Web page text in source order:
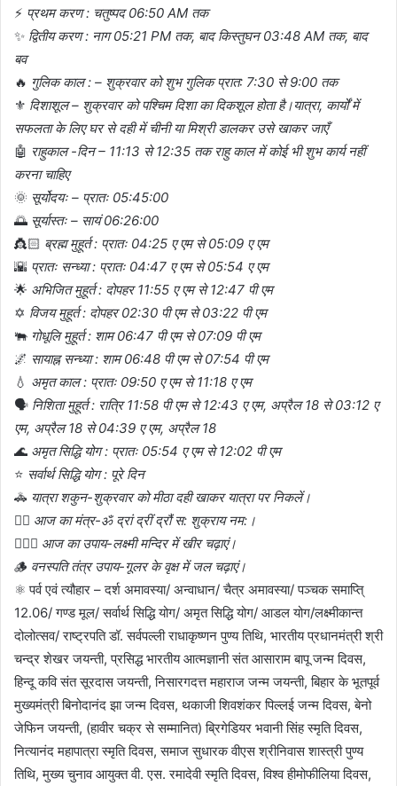
⚡ प्रथम करण : चतुष्पद 06:50 AM तक
✨ द्वितीय करण : नाग 05:21 PM तक, बाद किस्तुघन 03:48 AM तक, बाद
बव
🔥 गुलिक काल : – शुक्रवार को शुभ गुलिक प्रात: 7:30 से 9:00 तक
⚜️ दिशाशूल – शुक्रवार को पश्चिम दिशा का दिकशूल होता है।यात्रा, कार्यों में
सफलता के लिए घर से दही में चीनी या मिश्री डालकर उसे खाकर जाएँ
🤖 राहुकाल -दिन – 11:13 से 12:35 तक राहु काल में कोई भी शुभ कार्य नहीं
करना चाहिए
🌞 सूर्योदयः – प्रातः 05:45:00
🌅 सूर्यास्तः – सायं 06:26:00
👸🏻 ब्रह्म मुहूर्त : प्रातः 04:25 ए एम से 05:09 ए एम
🌇 प्रातः सन्ध्या : प्रातः 04:47 ए एम से 05:54 ए एम
🌟 अभिजित मुहूर्त : दोपहर 11:55 ए एम से 12:47 पी एम
✡️ विजय मुहूर्त : दोपहर 02:30 पी एम से 03:22 पी एम
🐃 गोधूलि मुहूर्त : शाम 06:47 पी एम से 07:09 पी एम
🌌 सायाह्न सन्ध्या : शाम 06:48 पी एम से 07:54 पी एम
💧 अमृत काल : प्रातः 09:50 ए एम से 11:18 ए एम
🗣️ निशिता मुहूर्त : रात्रि 11:58 पी एम से 12:43 ए एम, अप्रैल 18 से 03:12 ए
एम, अप्रैल 18 से 04:39 ए एम, अप्रैल 18
🌊 अमृत सिद्धि योग : प्रातः 05:54 ए एम से 12:02 पी एम
⭐ सर्वार्थ सिद्धि योग : पूरे दिन
🚓 यात्रा शकुन-शुक्रवार को मीठा दही खाकर यात्रा पर निकलें।
👉🏼 आज का मंत्र-ॐ द्रां द्रीं द्रौं स: शुक्राय नम:।
🤷🏻‍♀️ आज का उपाय-लक्ष्मी मन्दिर में खीर चढ़ाएं।
🪵 वनस्पति तंत्र उपाय-गूलर के वृक्ष में जल चढ़ाएं।
⚛️ पर्व एवं त्यौहार – दर्श अमावस्या/ अन्वाधान/ चैत्र अमावस्या/ पञ्चक समाप्ति्
12.06/ गण्ड मूल/ सर्वार्थ सिद्धि योग/ अमृत सिद्धि योग/ आडल योग/लक्ष्मीकान्त
दोलोत्सव/ राष्ट्रपति डॉ. सर्वपल्ली राधाकृष्णन पुण्य तिथि, भारतीय प्रधानमंत्री श्री
चन्द्र शेखर जयन्ती, प्रसिद्ध भारतीय आत्मज्ञानी संत आसाराम बापू जन्म दिवस,
हिन्दू कवि संत सूरदास जयन्ती, निसारगदत्त महाराज जन्म जयन्ती, बिहार के भूतपूर्व
मुख्यमंत्री बिनोदानंद झा जन्म दिवस, थकाजी शिवशंकर पिल्लई जन्म दिवस, बेनो
जेफिन जयन्ती, (हावीर चक्र से सम्मानित) ब्रिगेडियर भवानी सिंह स्मृति दिवस,
नित्यानंद महापात्रा स्मृति दिवस, समाज सुधारक वीएस श्रीनिवास शास्त्री पुण्य
तिथि, मुख्य चुनाव आयुक्त वी. एस. रमादेवी स्मृति दिवस, विश्व हीमोफीलिया दिवस,